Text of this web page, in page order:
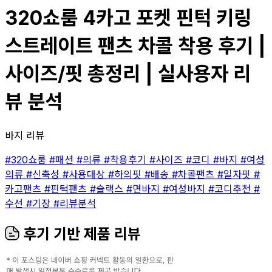
320쇼룸 4카고 포켓 핀턱 키링
스트레이트 팬츠 차콜 착용 후기 |
사이즈/핏 총정리 | 실사용자 리
뷰 분석
바지 리뷰
#320쇼룸 #패션 #의류 #착용후기 #사이즈 #코디 #바지 #여성
의류 #신축성 #사용대상 #하의핏 #배송 #차콜팬츠 #일자핏 #
카고팬츠 #핀턱팬츠 #슬랙스 #면바지 #여성바지 #코디추천 #
수선 #기장 #리뷰분석
후기 기반 제품 리뷰